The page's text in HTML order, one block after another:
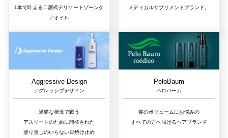
1本で叶える二層式デリケートゾーンケ
アオイル
メディカルサプリメントブランド。
Aggressive Design
アグレッシブデザイン
過酷な状況で戦う
アスリートのために開発された
塗り直しのいらない日焼け止め
PeloBaum
ペロバーム
髪のボリュームにお悩みの
すべての方へ届けるヘアブランド